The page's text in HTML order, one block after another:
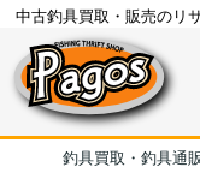
中古釣具買取・販売のリ
釣具買取・釣具通